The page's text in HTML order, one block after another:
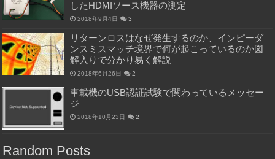
したHDMIソース機器の測定
2018年9月4日 3
リターンロスはなぜ発生するのか、インピーダ
ンスミスマッチ境界で何が起こっているのか図
解入りで分かり易く解説
2018年6月26日 2
車載機のUSB認証試験で関わっているメッセー
ジ
2018年10月23日 2
Random Posts